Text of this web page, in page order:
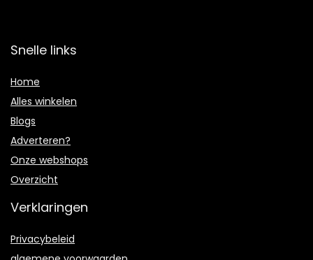
Snelle links
Home
Alles winkelen
Blogs
Adverteren?
Onze webshops
Overzicht
Verklaringen
Privacybeleid